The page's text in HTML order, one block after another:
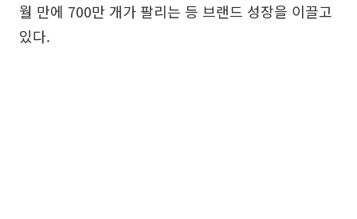
월 만에 700만 개가 팔리는 등 브랜드 성장을 이끌고
있다.